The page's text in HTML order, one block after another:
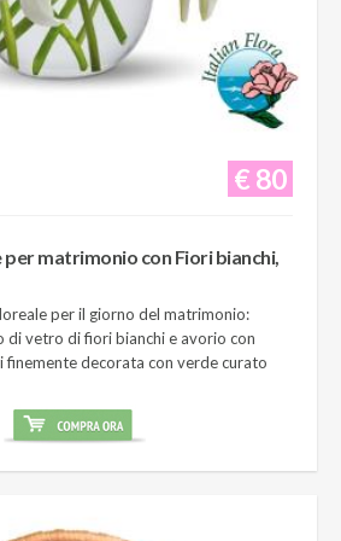
€ 80
matrimonio con Fiori bianchi,
per il giorno del matrimonio:
di vetro di fiori bianchi e avorio con
finemente decorata con verde curato